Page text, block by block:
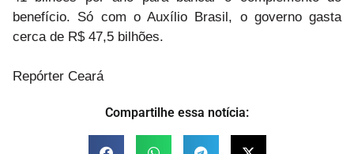
benefício. Só com o Auxílio Brasil, o governo gasta
cerca de R$ 47,5 bilhões.
Repórter Ceará
Compartilhe essa notícia: